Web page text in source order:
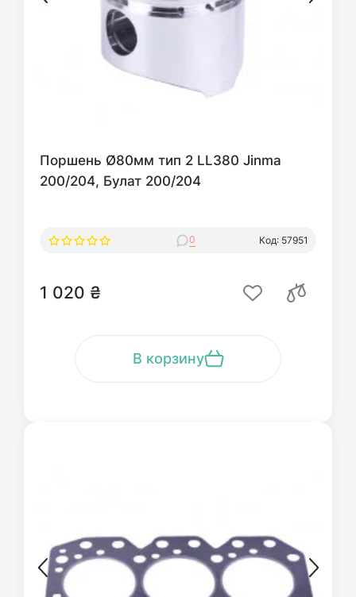
Поршень Ø80мм тип 2 LL380 Jinma
200/204, Булат 200/204
0 Код: 57951
1 020 ₴
В корзину